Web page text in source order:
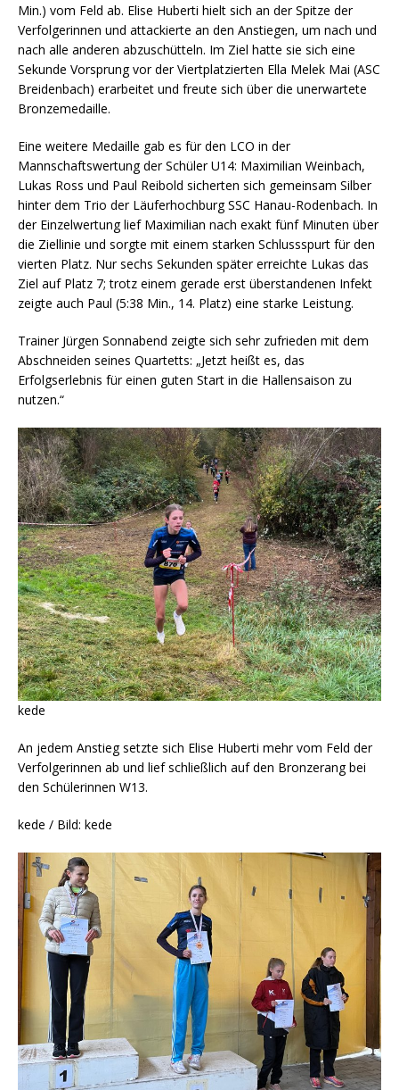
Min.) vom Feld ab. Elise Huberti hielt sich an der Spitze der
Verfolgerinnen und attackierte an den Anstiegen, um nach und
nach alle anderen abzuschütteln. Im Ziel hatte sie sich eine
Sekunde Vorsprung vor der Viertplatzierten Ella Melek Mai (ASC
Breidenbach) erarbeitet und freute sich über die unerwartete
Bronzemedaille.
Eine weitere Medaille gab es für den LCO in der
Mannschaftswertung der Schüler U14: Maximilian Weinbach,
Lukas Ross und Paul Reibold sicherten sich gemeinsam Silber
hinter dem Trio der Läuferhochburg SSC Hanau-Rodenbach. In
der Einzelwertung lief Maximilian nach exakt fünf Minuten über
die Ziellinie und sorgte mit einem starken Schlussspurt für den
vierten Platz. Nur sechs Sekunden später erreichte Lukas das
Ziel auf Platz 7; trotz einem gerade erst überstandenen Infekt
zeigte auch Paul (5:38 Min., 14. Platz) eine starke Leistung.
Trainer Jürgen Sonnabend zeigte sich sehr zufrieden mit dem
Abschneiden seines Quartetts: „Jetzt heißt es, das
Erfolgserlebnis für einen guten Start in die Hallensaison zu
nutzen.“
kede
An jedem Anstieg setzte sich Elise Huberti mehr vom Feld der
Verfolgerinnen ab und lief schließlich auf den Bronzerang bei
den Schülerinnen W13.
kede / Bild: kede